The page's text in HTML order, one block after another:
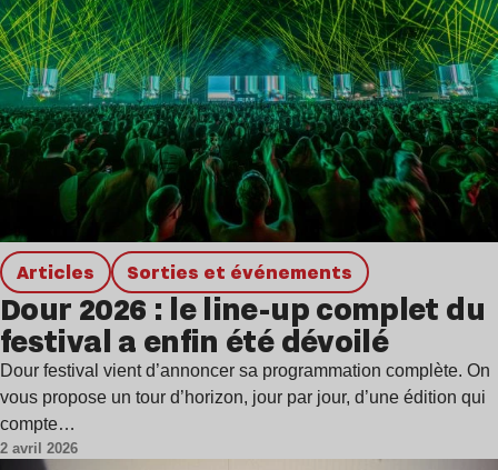
Articles Sorties et événements
Dour 2026 : le line-up complet du
festival a enfin été dévoilé
Dour festival vient d’annoncer sa programmation complète. On
vous propose un tour d’horizon, jour par jour, d’une édition qui
compte…
2 avril 2026